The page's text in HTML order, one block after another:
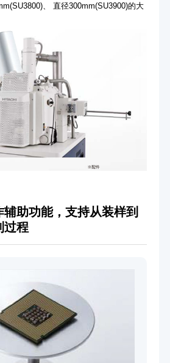
、 直径300mm(SU3900)的大
助功能，支持从装样到
过程